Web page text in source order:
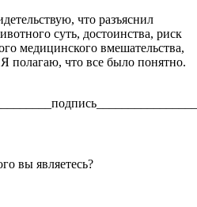
что разъяснил
суть, достоинства, риск
медицинского вмешательства,
полагаю, что все было понятно.
вы являетесь?